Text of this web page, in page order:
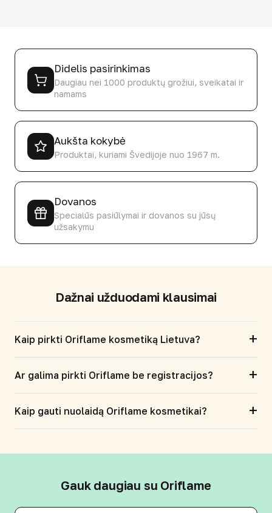
Didelis pasirinkimas
Daugiau nei 1000 produktų grožiui, sveikatai ir
namams
Aukšta kokybė
Produktai, kuriami Švedijoje nuo 1967 m.
Dovanos
Specialūs pasiūlymai ir dovanos su jūsų
užsakymu
Dažnai užduodami klausimai
Kaip pirkti Oriflame kosmetiką Lietuva? +
Ar galima pirkti Oriflame be registracijos? +
Kaip gauti nuolaidą Oriflame kosmetikai? +
Gauk daugiau su Oriflame